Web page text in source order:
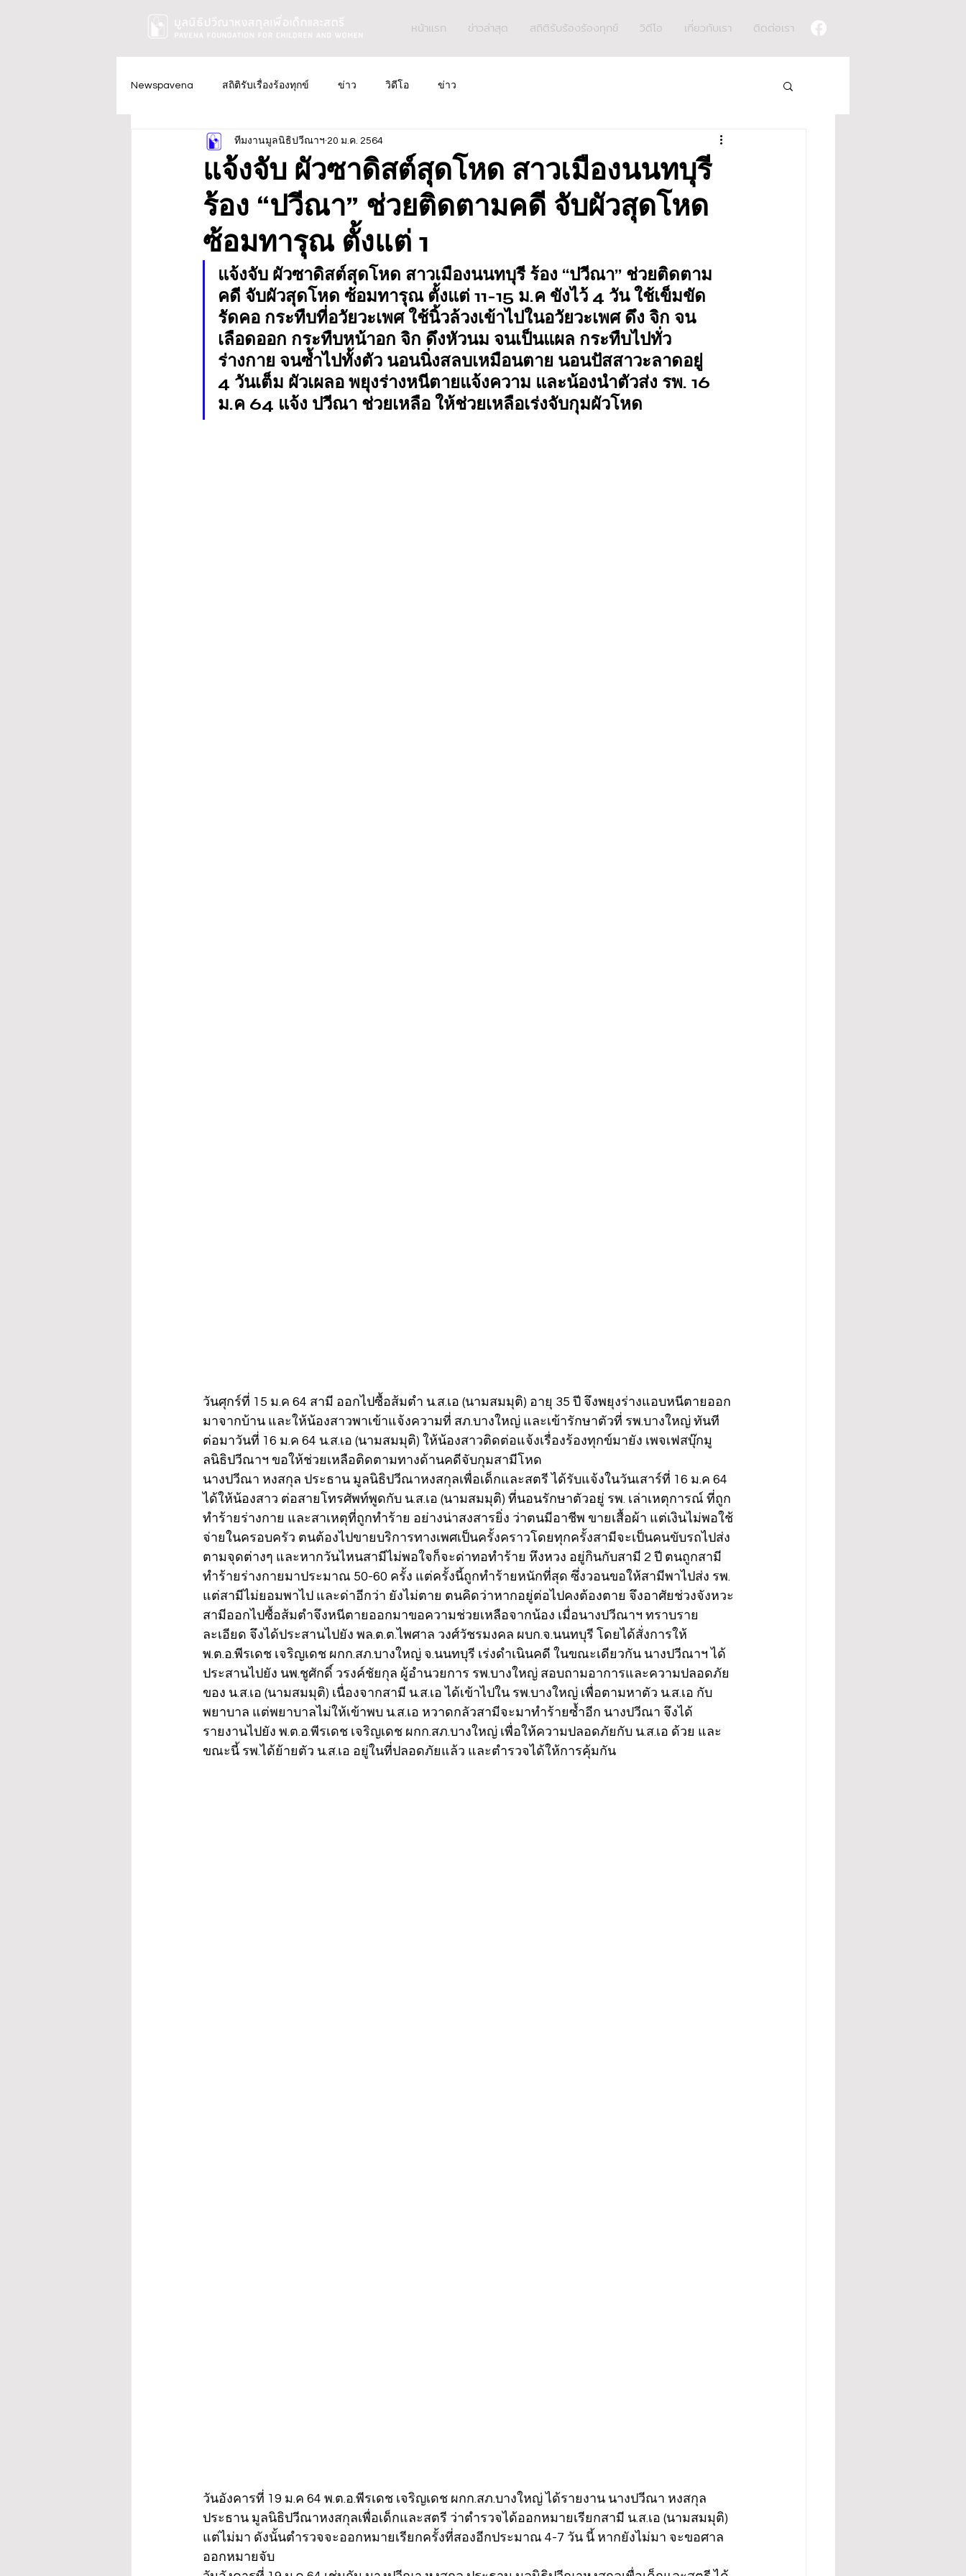
หน้าแรก ข่าวล่าสุด สถิติรับร้องร้องทุกข์ วิดีโอ เกี่ยวกับเรา ติดต่อเรา
Newspavena สถิติรับเรื่องร้องทุกข์ ข่าว วิดีโอ ข่าว
แจ้งจับ ผัวซาดิสต์สุดโหด สาวเมืองนนทบุรี
ร้อง “ปวีณา” ช่วยติดตามคดี จับผัวสุดโหด
ซ้อมทารุณ ตั้งแต่ 1
ทีมงานมูลนิธิปวีณาฯ 20 ม.ค. 2564
แจ้งจับ ผัวซาดิสต์สุดโหด สาวเมืองนนทบุรี ร้อง “ปวีณา” ช่วยติดตาม
คดี จับผัวสุดโหด ซ้อมทารุณ ตั้งแต่ 11-15 ม.ค ขังไว้ 4 วัน ใช้เข็มขัด
รัดคอ กระทืบที่อวัยวะเพศ ใช้นิ้วล้วงเข้าไปในอวัยวะเพศ ดึง จิก จน
เลือดออก กระทืบหน้าอก จิก ดึงหัวนม จนเป็นแผล กระทืบไปทั่ว
ร่างกาย จนซ้ำไปทั้งตัว นอนนิ่งสลบเหมือนตาย นอนปัสสาวะลาดอยู่
4 วันเต็ม ผัวเผลอ พยุงร่างหนีตายแจ้งความ และน้องนำตัวส่ง รพ. 16
ม.ค 64 แจ้ง ปวีณา ช่วยเหลือ ให้ช่วยเหลือเร่งจับกุมผัวโหด
วันศุกร์ที่ 15 ม.ค 64 สามี ออกไปซื้อส้มตำ น.ส.เอ (นามสมมุติ) อายุ 35 ปี จึงพยุงร่างแอบหนีตายออก
มาจากบ้าน และให้น้องสาวพาเข้าแจ้งความที่ สภ.บางใหญ่ และเข้ารักษาตัวที่ รพ.บางใหญ่ ทันที
ต่อมาวันที่ 16 ม.ค 64 น.ส.เอ (นามสมมุติ) ให้น้องสาวติดต่อแจ้งเรื่องร้องทุกข์มายัง เพจเฟสบุ๊กมู
ลนิธิปวีณาฯ ขอให้ช่วยเหลือติดตามทางด้านคดีจับกุมสามีโหด
นางปวีณา หงสกุล ประธาน มูลนิธิปวีณาหงสกุลเพื่อเด็กและสตรี ได้รับแจ้งในวันเสาร์ที่ 16 ม.ค 64
ได้ให้น้องสาว ต่อสายโทรศัพท์พูดกับ น.ส.เอ (นามสมมุติ) ที่นอนรักษาตัวอยู่ รพ. เล่าเหตุการณ์ ที่ถูก
ทำร้ายร่างกาย และสาเหตุที่ถูกทำร้าย อย่างน่าสงสารยิ่ง ว่าตนมีอาชีพ ขายเสื้อผ้า แต่เงินไม่พอใช้
จ่ายในครอบครัว ตนต้องไปขายบริการทางเพศเป็นครั้งคราวโดยทุกครั้งสามีจะเป็นคนขับรถไปส่ง
ตามจุดต่างๆ และหากวันไหนสามีไม่พอใจก็จะด่าทอทำร้าย หึงหวง อยู่กินกับสามี 2 ปี ตนถูกสามี
ทำร้ายร่างกายมาประมาณ 50-60 ครั้ง แต่ครั้งนี้ถูกทำร้ายหนักที่สุด ซึ่งวอนขอให้สามีพาไปส่ง รพ.
แต่สามีไม่ยอมพาไป และด่าอีกว่า ยังไม่ตาย ตนคิดว่าหากอยู่ต่อไปคงต้องตาย จึงอาศัยช่วงจังหวะ
สามีออกไปซื้อส้มตำจึงหนีตายออกมาขอความช่วยเหลือจากน้อง เมื่อนางปวีณาฯ ทราบราย
ละเอียด จึงได้ประสานไปยัง พล.ต.ต.ไพศาล วงศ์วัชรมงคล ผบก.จ.นนทบุรี โดยได้สั่งการให้
พ.ต.อ.พีรเดช เจริญเดช ผกก.สภ.บางใหญ่ จ.นนทบุรี เร่งดำเนินคดี ในขณะเดียวกัน นางปวีณาฯ ได้
ประสานไปยัง นพ.ชูศักดิ์ วรงค์ชัยกุล ผู้อำนวยการ รพ.บางใหญ่ สอบถามอาการและความปลอดภัย
ของ น.ส.เอ (นามสมมุติ) เนื่องจากสามี น.ส.เอ ได้เข้าไปใน รพ.บางใหญ่ เพื่อตามหาตัว น.ส.เอ กับ
พยาบาล แต่พยาบาลไม่ให้เข้าพบ น.ส.เอ หวาดกลัวสามีจะมาทำร้ายซ้ำอีก นางปวีณา จึงได้
รายงานไปยัง พ.ต.อ.พีรเดช เจริญเดช ผกก.สภ.บางใหญ่ เพื่อให้ความปลอดภัยกับ น.ส.เอ ด้วย และ
ขณะนี้ รพ.ได้ย้ายตัว น.ส.เอ อยู่ในที่ปลอดภัยแล้ว และตำรวจได้ให้การคุ้มกัน
วันอังคารที่ 19 ม.ค 64 พ.ต.อ.พีรเดช เจริญเดช ผกก.สภ.บางใหญ่ ได้รายงาน นางปวีณา หงสกุล
ประธาน มูลนิธิปวีณาหงสกุลเพื่อเด็กและสตรี ว่าตำรวจได้ออกหมายเรียกสามี น.ส.เอ (นามสมมุติ)
แต่ไม่มา ดังนั้นตำรวจจะออกหมายเรียกครั้งที่สองอีกประมาณ 4-7 วัน นี้ หากยังไม่มา จะขอศาล
ออกหมายจับ